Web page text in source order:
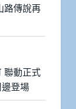
路傳說再
聯動正式
登場